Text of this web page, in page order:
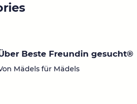
Beste Freundin gesucht®
Mädels für Mädels